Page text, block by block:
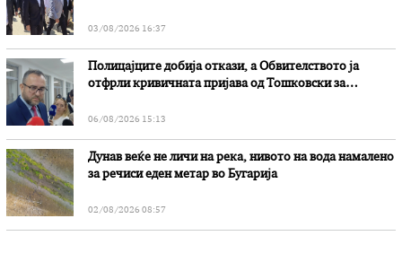
03/08/2026 16:37
Полицајците добија откази, а Обвителството ја
отфрли кривичната пријава од Тошковски за
06/08/2026 15:13
Дунав веќе не личи на река, нивото на вода намалено
за речиси еден метар во Бугарија
02/08/2026 08:57